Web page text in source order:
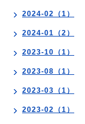
2024-02（1）
2024-01（2）
2023-10（1）
2023-08（1）
2023-03（1）
2023-02（1）